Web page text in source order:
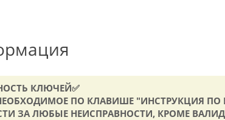
КЛЮЧЕЙ✅
ПО КЛАВИШЕ "ИНСТРУКЦИЯ
ЗА ЛЮБЫЕ НЕИСПРАВНОСТИ, КРОМЕ